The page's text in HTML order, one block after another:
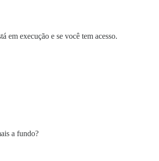
execução e se você tem acesso.
a fundo?